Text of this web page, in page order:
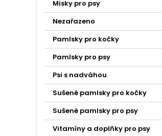
Misky pro psy
Nezařazeno
Pamlsky pro kočky
Pamlsky pro psy
Psi s nadváhou
Sušené pamlsky pro kočky
Sušené pamlsky pro psy
Vitamíny a doplňky pro psy